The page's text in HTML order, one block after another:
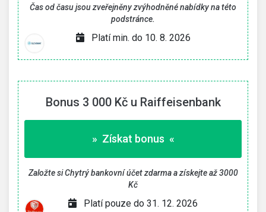
Čas od času jsou zveřejněny zvýhodněné nabídky na této
podstránce.
Platí min. do 10. 8. 2026
Bonus 3 000 Kč u Raiffeisenbank
» Získat bonus «
Založte si Chytrý bankovní účet zdarma a získejte až 3000
Kč
Platí pouze do 31. 12. 2026